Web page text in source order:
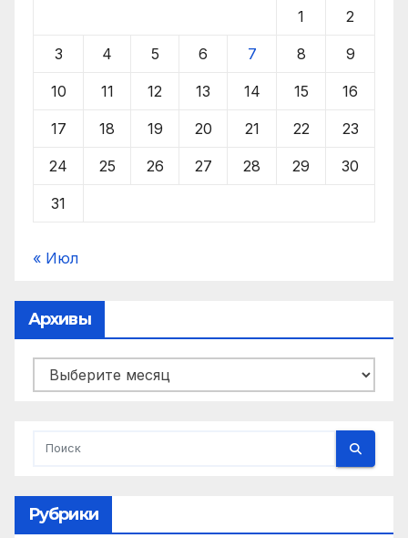
1 2
3 4 5 6 7 8 9
10 11 12 13 14 15 16
17 18 19 20 21 22 23
24 25 26 27 28 29 30
31
« Июл
Архивы
Архивы
Рубрики